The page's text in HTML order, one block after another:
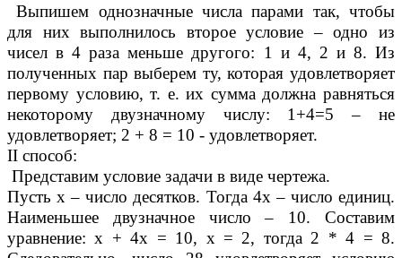
Выпишем однозначные числа парами так, чтобы
для них выполнилось второе условие – одно из
чисел в 4 раза меньше другого: 1 и 4, 2 и 8. Из
полученных пар выберем ту, которая удовлетворяет
первому условию, т. е. их сумма должна равняться
некоторому двузначному числу: 1+4=5 – не
удовлетворяет; 2 + 8 = 10 - удовлетворяет.
II способ:
Представим условие задачи в виде чертежа.
Пусть х – число десятков. Тогда 4х – число единиц.
Наименьшее двузначное число – 10. Составим
уравнение: х + 4х = 10, х = 2, тогда 2 * 4 = 8.